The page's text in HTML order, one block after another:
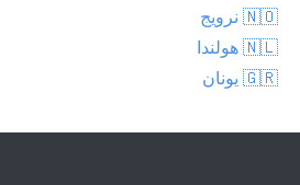
🇳🇴 نرويج
🇳🇱 هولندا
🇬🇷 يونان